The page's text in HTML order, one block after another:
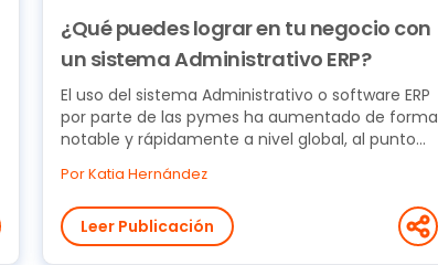
¿Qué puedes lograr en tu negocio con
un sistema Administrativo ERP?
El uso del sistema Administrativo o software ERP
por parte de las pymes ha aumentado de forma
notable y rápidamente a nivel global, al punto
Por Katia Hernández
Leer Publicación